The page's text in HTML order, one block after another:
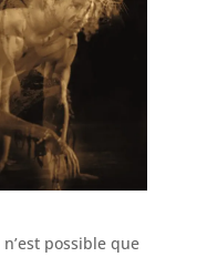
possible que